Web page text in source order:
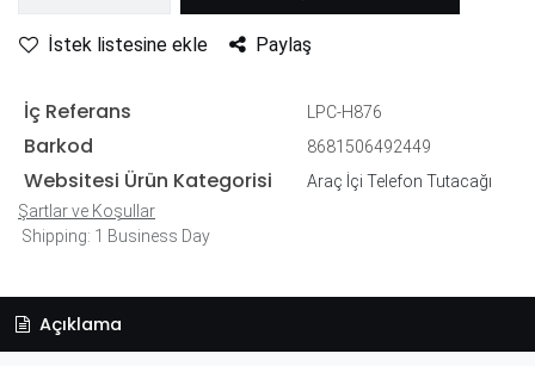
İstek listesine ekle Paylaş
İç Referans LPC-H876
Barkod 8681506492449
Websitesi Ürün Kategorisi
Araç İçi Telefon Tutacağı
Şartlar ve Koşullar
Shipping: 1 Business Day
Açıklama